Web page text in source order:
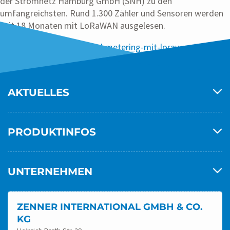
umfangreichsten. Rund 1.300 Zähler und Sensoren werden
seit 18 Monaten mit LoRaWAN ausgelesen.
https://zenner.de/news/submetering-mit-lorawan-in-
AKTUELLES
PRODUKTINFOS
UNTERNEHMEN
ZENNER INTERNATIONAL GMBH & CO.
KG